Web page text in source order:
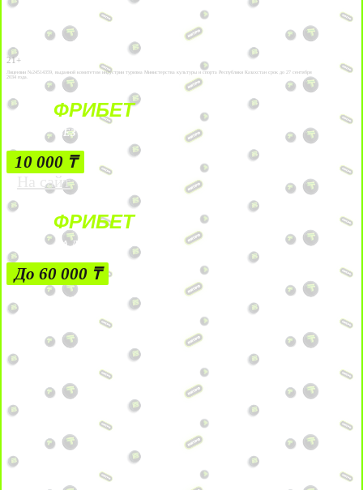
21+
Лицензии №24514359, выданной комитетом индустрии туризма Министерства культуры и спорта Республики Казахстан срок до 27 сентября
2034 года.
ФРИБЕТ
БЕЗ УСЛОВИЙ
10 000 ₸
На сайт
ФРИБЕТ
ЗА ДЕПОЗИТЫ
До 60 000 ₸